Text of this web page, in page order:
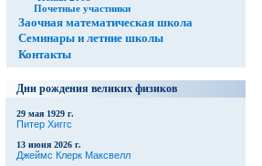
Почетные участники
Заочная математическая школа
Семинары и летние школы
Контакты
Дни рождения великих физиков
29 мая 1929 г.
Питер Хиггс
13 июня 2026 г.
Джеймс Клерк Максвелл